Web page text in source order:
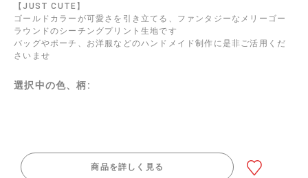
【JUST CUTE】
ゴールドカラーが可愛さを引き立てる、ファンタジーなメリーゴー
ラウンドのシーチングプリント生地です
バッグやポーチ、お洋服などのハンドメイド制作に是非ご活用くだ
さいませ
選択中の色、柄:
商品を詳しく見る